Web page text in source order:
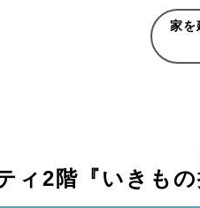
家を
ィ2階『いきも